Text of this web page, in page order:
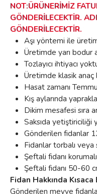
NOT:ÜRÜNERİMİZ
GÖNDERİLECEKTİR.
GÖNDERİLECEKTİR.
Aşı yöntemi ile
Üretimde yarı bodur
Tozlayıcı ihtiyacı
Üretimde klasik anaç
Hasat zamanı
Kış aylarında
Dikim mesafesi sıra
Saksıda yetiştiriciliği
Gönderilen fidanlar
Fidanlar torbalı
Şeftali fidanı
Şeftali fidanı 50-60
Fidan Hakkında
Gönderilen meyve